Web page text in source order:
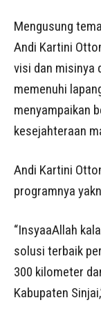
Mengusung tema
Andi Kartini
visi dan misinya
memenuhi
menyampaikan
kesejahteraan
Andi Kartini
programnya
“InsyaaAllah
solusi terbaik
300 kilometer
Kabupaten